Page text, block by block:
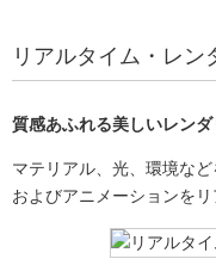
リアルタイム・レン
質感あふれる美しいレン
マテリアル、光、環境な
およびアニメーションをリ